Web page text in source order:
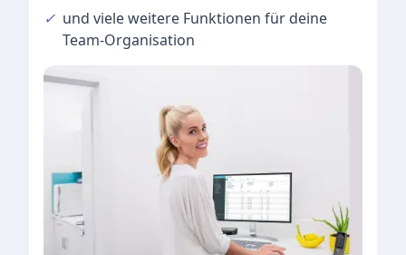
✓ und vieleweitere Funktionen für deine
Team-Organisation